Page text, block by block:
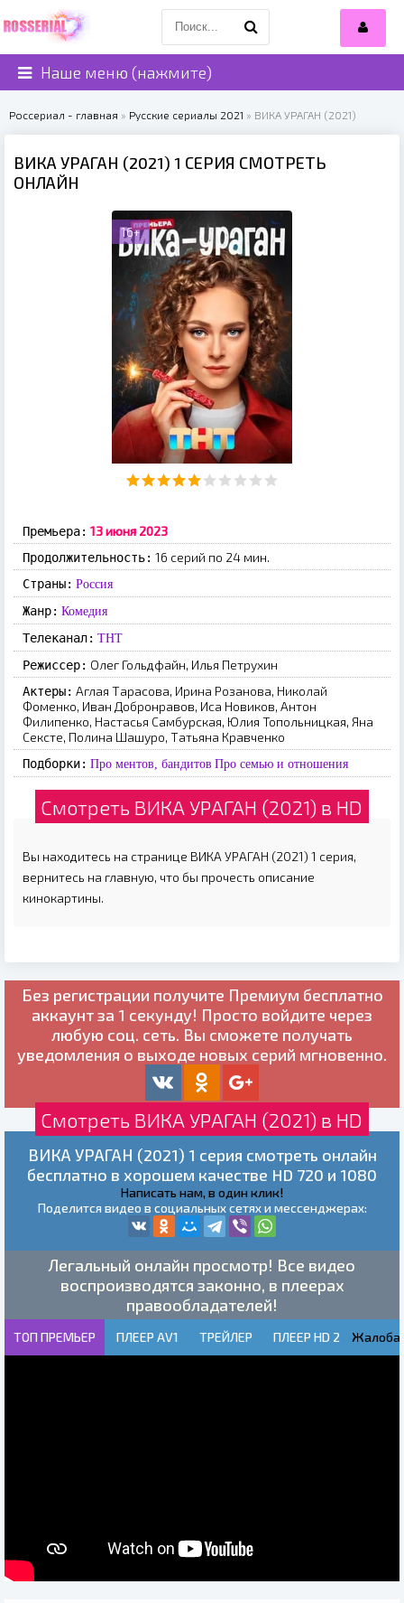
Наше меню (нажмите)
Россериал - главная » Русские сериалы 2021 » ВИКА УРАГАН (2021)
ВИКА УРАГАН (2021) 1 СЕРИЯ СМОТРЕТЬ
ОНЛАЙН
16+
Премьера: 13 июня 2023
Продолжительность: 16 серий по 24 мин.
Страны: Россия
Жанр: Комедия
Телеканал: ТНТ
Режиссер: Олег Гольдфайн, Илья Петрухин
Актеры: Аглая Тарасова, Ирина Розанова, Николай
Фоменко, Иван Добронравов, Иса Новиков, Антон
Филипенко, Настасья Самбурская, Юлия Топольницкая, Яна
Сексте, Полина Шашуро, Татьяна Кравченко
Подборки: Про ментов, бандитов Про семью и отношения
Смотреть ВИКА УРАГАН (2021) в HD
Вы находитесь на странице ВИКА УРАГАН (2021) 1 серия,
вернитесь на главную, что бы прочесть описание
кинокартины.
Без регистрации получите Премиум бесплатно
аккаунт за 1 секунду! Просто войдите через
любую соц. сеть. Вы сможете получать
уведомления о выходе новых серий мгновенно.
Смотреть ВИКА УРАГАН (2021) в HD
ВИКА УРАГАН (2021) 1 серия смотреть онлайн
бесплатно в хорошем качестве HD 720 и 1080
Написать нам, в один клик!
Поделится видео в социальных сетях и мессенджерах:
Легальный онлайн просмотр! Все видео
воспроизводятся законно, в плеерах
правообладателей!
ТОП ПРЕМЬЕР ПЛЕЕР AV1 ТРЕЙЛЕР ПЛЕЕР HD 2 Жалоба!